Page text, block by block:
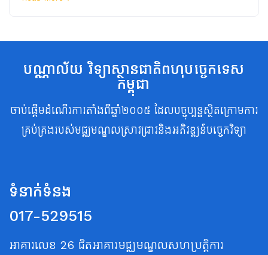
បណ្ណាល័យ វិទ្យាស្ថានជាតិពហុបច្ចេកទេស
កម្ពុជា
ចាប់ផ្តើមដំណើរការតាំងពីឆ្នាំ២០០៥ ដែលបច្ចុប្បន្នស្ថិតក្រោមការ
គ្រប់គ្រងរបស់មជ្ឈមណ្ឌលស្រាវជ្រាវនិងអភិវឌ្ឍន៍បច្ចេកវិទ្យា
ទំនាក់ទំនង
017-529515
អាគារលេខ 26 ជិតអាគារមជ្ឈមណ្ឌលសហប្រត្តិការ